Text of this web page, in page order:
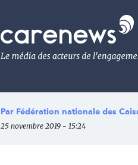
Le
média
de
l'engagement
Par Fédération nationale des
25 novembre 2019 - 15:24